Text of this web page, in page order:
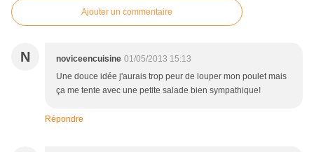
Ajouter un commentaire
N noviceencuisine 01/05/2013 15:13
Une douce idée j'aurais trop peur de louper mon poulet mais
ça me tente avec une petite salade bien sympathique!
Répondre